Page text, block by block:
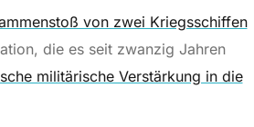
von zwei Kriegsschiffen
die es seit zwanzig Jahren
militärische Verstärkung in die